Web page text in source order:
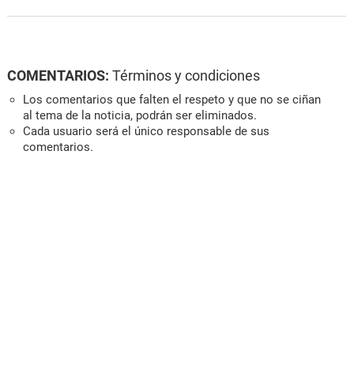
COMENTARIOS: Términos y condiciones
Los comentarios que falten el respeto y que no se ciñan
al tema de la noticia, podrán ser eliminados.
Cada usuario será el único responsable de sus
comentarios.